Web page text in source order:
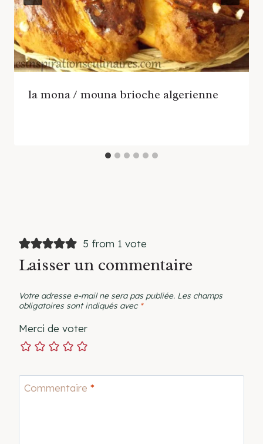
la mona / mouna brioche algerienne
5 from 1 vote
Laisser un commentaire
Votre adresse e-mail ne sera pas publiée. Les champs
obligatoires sont indiqués avec *
Merci de voter
Commentaire *